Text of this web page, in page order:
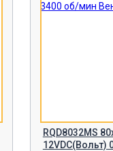
RQD8032MS
12VDС(Вольт)